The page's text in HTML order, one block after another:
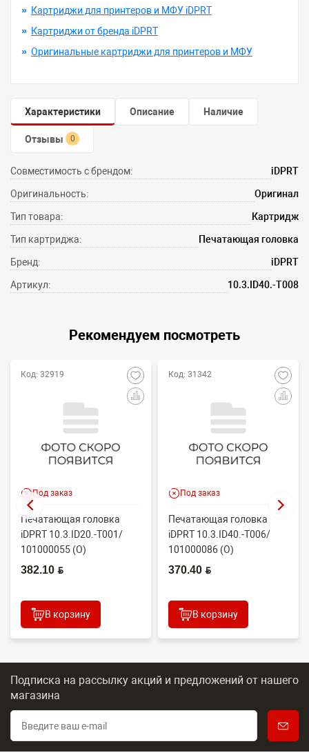
» Картриджи для принтеров и МФУ iDPRT
» Картриджи от бренда iDPRT
» Оригинальные картриджи для принтеров и МФУ
Характеристики Описание Наличие
Отзывы 0
Совместимость с брендом: iDPRT
Оригинальность: Оригинал
Тип товара: Картридж
Тип картриджа: Печатающая головка
Бренд: iDPRT
Артикул: 10.3.ID40.-T008
Рекомендуем посмотреть
Код: 32919
Под заказ
Печатающая головка
iDPRT 10.3.ID20.-T001/
101000055 (O)
382.10 BYN
В корзину
Код: 31342
Под заказ
Печатающая головка
iDPRT 10.3.ID40.-T006/
101000086 (O)
370.40 BYN
В корзину
Подписка на рассылку акций и предложений от нашего
магазина